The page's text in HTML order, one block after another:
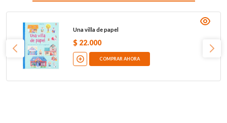
Una villa de papel
$ 22.000
COMPRAR AHORA